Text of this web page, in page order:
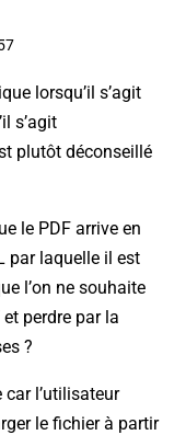
lorsqu’il s’agit
s’agit
plutôt déconseillé
le PDF arrive en
par laquelle il est
l’on ne souhaite
perdre par la
?
l’utilisateur
le fichier à partir